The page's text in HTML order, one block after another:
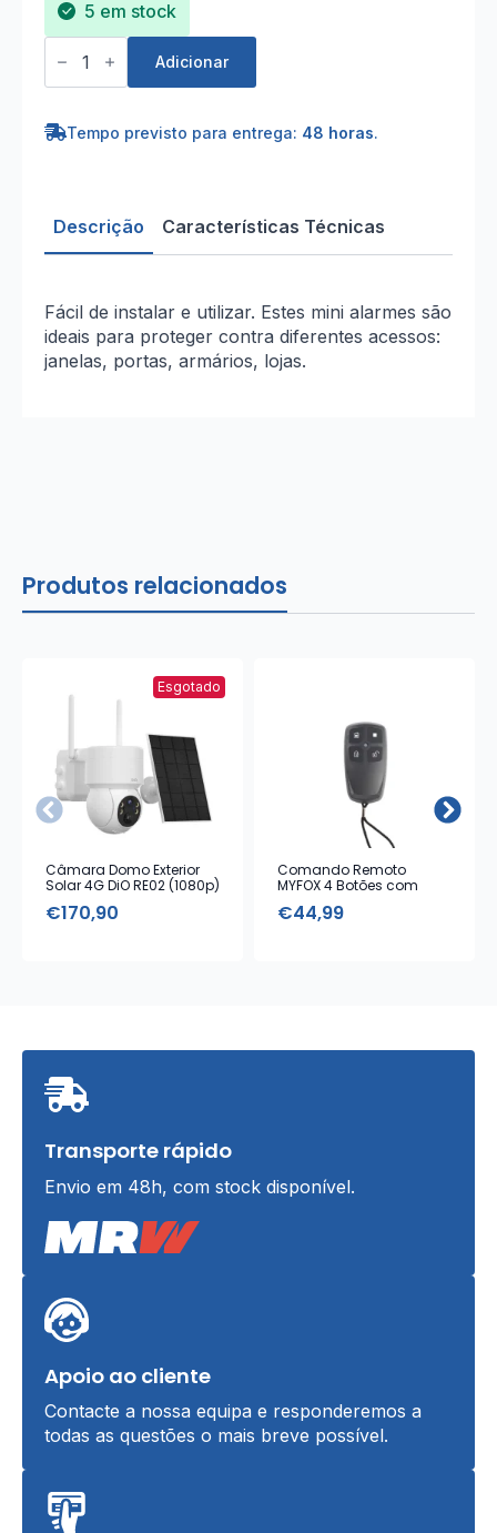
5 em stock
Quantidade
de
Pack
Mini
Porta/Janela
Adicionar
Tempo previsto para entrega: 48 horas.
Descrição Características Técnicas
Fácil de instalar e utilizar. Estes mini alarmes são
ideais para proteger contra diferentes acessos:
janelas, portas, armários, lojas.
Produtos relacionados
Esgotado
Câmara Domo Exterior
Solar 4G DiO RE02 (1080p)
€170,90
Comando Remoto
MYFOX 4 Botões com
€44,99
Transporte rápido
Envio em 48h, com stock disponível.
Apoio ao cliente
Contacte a nossa equipa e responderemos a
todas as questões o mais breve possível.